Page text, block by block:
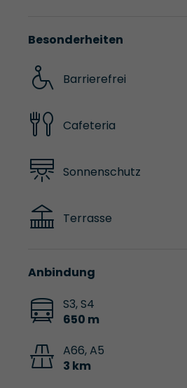
Besonderheiten
Barrierefrei
Cafeteria
Sonnenschutz
Terrasse
Anbindung
S3, S4
650 m
A66, A5
3 km